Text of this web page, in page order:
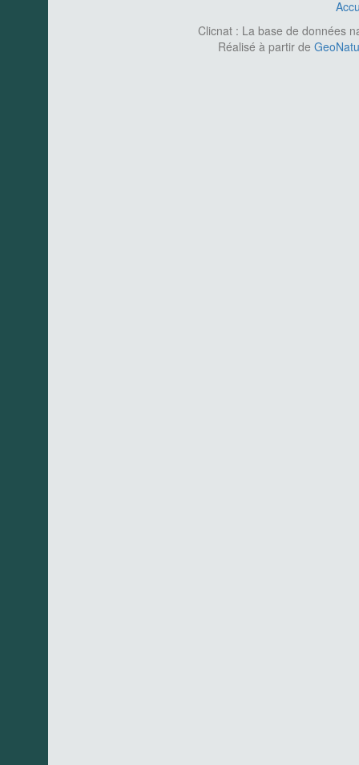
Clicnat : La base de données
Réalisé à partir de